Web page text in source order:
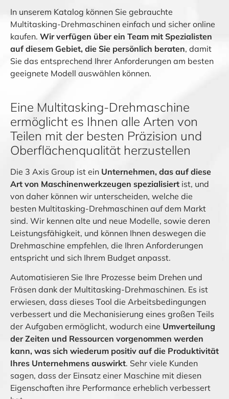
In unserem Katalog können Sie gebrauchte
Multitasking-Drehmaschinen einfach und sicher online
kaufen. Wir verfügen über ein Team mit Spezialisten
auf diesem Gebiet, die Sie persönlich beraten, damit
Sie das entsprechend Ihrer Anforderungen am besten
geeignete Modell auswählen können.
Eine Multitasking-Drehmaschine
ermöglicht es Ihnen alle Arten von
Teilen mit der besten Präzision und
Oberflächenqualität herzustellen
Die 3 Axis Group ist ein Unternehmen, das auf diese
Art von Maschinenwerkzeugen spezialisiert ist, und
von daher können wir unterscheiden, welche die
besten Multitasking-Drehmaschinen auf dem Markt
sind. Wir kennen alte und neue Modelle, sowie deren
Leistungsfähigkeit, und können Ihnen deswegen die
Drehmaschine empfehlen, die Ihren Anforderungen
entspricht und sich Ihrem Budget anpasst.
Automatisieren Sie Ihre Prozesse beim Drehen und
Fräsen dank der Multitasking-Drehmaschinen. Es ist
erwiesen, dass dieses Tool die Arbeitsbedingungen
verbessert und die Mechanisierung eines großen Teils
der Aufgaben ermöglicht, wodurch eine Umverteilung
der Zeiten und Ressourcen vorgenommen werden
kann, was sich wiederum positiv auf die Produktivität
Ihres Unternehmens auswirkt. Sehr viele Kunden
sagen, dass der Einsatz einer Maschine mit diesen
Eigenschaften ihre Performance erheblich verbessert